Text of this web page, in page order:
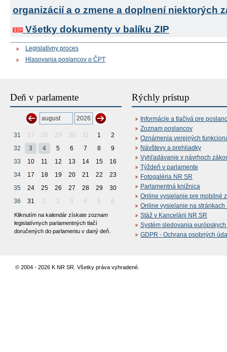
organizácií a o zmene a doplnení niektorých
Všetky dokumenty v balíku ZIP
Legislatívny proces
Hlasovania poslancov o ČPT
Deň v parlamente
31 27 28 29 30 31 1
2
32
3 4 5 6 7 8
9
33
10 11 12 13 14 15
16
34
17 18 19 20 21 22
23
35
24 25 26 27 28 29
30
36
31 1 2 3 4 5 6
Kliknutím na kalendár získate zoznam
legislatívnych parlamentných tlačí
doručených do parlamentu v daný deň.
Rýchly prístup
Informácie a tlačivá pre
Zoznam poslancov
Oznámenia verejných
Návštevy a prehliadky
Vyhľadávanie v návrhoch
Týždeň v parlamente
Fotogaléria NR SR
Parlamentná knižnica
Online vysielanie pre mobilné
Online vysielanie na stránkach
Stáž v Kancelárii NR SR
Systém sledovania
GDPR - Ochrana osobných
© 2004 - 2026 K NR SR. Všetky práva vyhradené.